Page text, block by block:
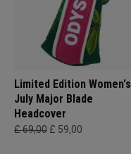
Limited Edition Women's
July Major Blade
Headcover
£ 69,00 £ 59,00